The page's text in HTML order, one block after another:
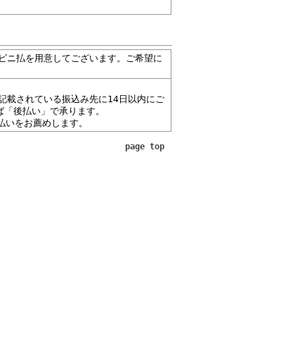
ニ払を用意してございます。ご希望に
載されている振込み先に14日以内にご
後払い」で承ります。
をお薦めします。
page top